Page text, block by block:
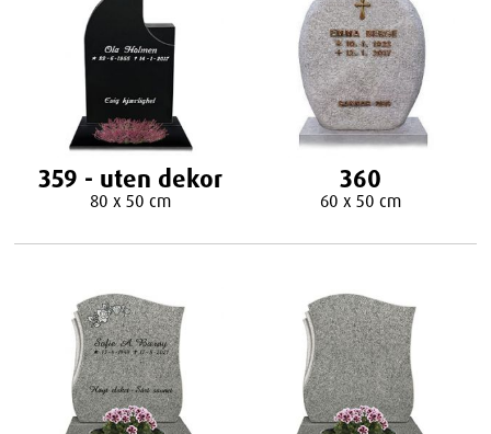
359 - uten dekor
80 x 50 cm
360
60 x 50 cm